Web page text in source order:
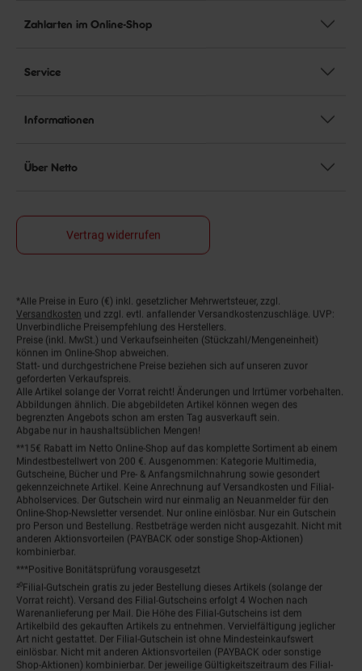
Zahlarten im Online-Shop
Service
Informationen
Über Netto
Vertrag widerrufen
Fußnoten
*Alle Preise in Euro (€) inkl. gesetzlicher Mehrwertsteuer, zzgl.
Versandkosten und zzgl. evtl. anfallender Versandkostenzuschläge. UVP:
Unverbindliche Preisempfehlung des Herstellers.
Preise (inkl. MwSt.) und Verkaufseinheiten (Stückzahl/Mengeneinheit)
können im Online-Shop abweichen.
Statt- und durchgestrichene Preise beziehen sich auf unseren zuvor
geforderten Verkaufspreis.
Alle Artikel solange der Vorrat reicht! Änderungen und Irrtümer vorbehalten.
Abbildungen ähnlich. Die abgebildeten Artikel können wegen des
begrenzten Angebots schon am ersten Tag ausverkauft sein.
Abgabe nur in haushaltsüblichen Mengen!
**15€ Rabatt im Netto Online-Shop auf das komplette Sortiment ab einem
Mindestbestellwert von 200 €. Ausgenommen: Kategorie Multimedia,
Gutscheine, Bücher und Pre- & Anfangsmilchnahrung sowie gesondert
gekennzeichnete Artikel. Keine Anrechnung auf Versandkosten und Filial-
Abholservices. Der Gutschein wird nur einmalig an Neuanmelder für den
Online-Shop-Newsletter versendet. Nur online einlösbar. Nur ein Gutschein
pro Person und Bestellung. Restbeträge werden nicht ausgezahlt. Nicht mit
anderen Aktionsvorteilen (PAYBACK oder sonstige Shop-Aktionen)
kombinierbar.
***Positive Bonitätsprüfung vorausgesetzt
²⁰Filial-Gutschein gratis zu jeder Bestellung dieses Artikels (solange der
Vorrat reicht). Versand des Filial-Gutscheins erfolgt 4 Wochen nach
Warenanlieferung per Mail. Die Höhe des Filial-Gutscheins ist dem
Artikelbild des gekauften Artikels zu entnehmen. Vervielfältigung jeglicher
Art nicht gestattet. Der Filial-Gutschein ist ohne Mindesteinkaufswert
einlösbar. Nicht mit anderen Aktionsvorteilen (PAYBACK oder sonstige
Shop-Aktionen) kombinierbar. Der jeweilige Gültigkeitszeitraum des Filial-